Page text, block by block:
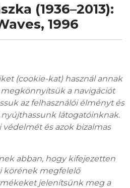
(1936–2013):
1996
nélkül
ADD TO CART
(cookie-kat) használ annak
a navigációt
az felhasználói élményt és
látogatóinknak.
védelmét és azok bizalmas
abban, hogy kifejezetten
körének megfelelő
jelenítsünk meg a